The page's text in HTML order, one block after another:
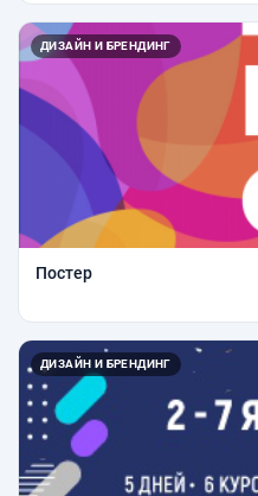
ДИЗАЙН И БРЕНДИНГ
Постер
ДИЗАЙН И БРЕНДИНГ